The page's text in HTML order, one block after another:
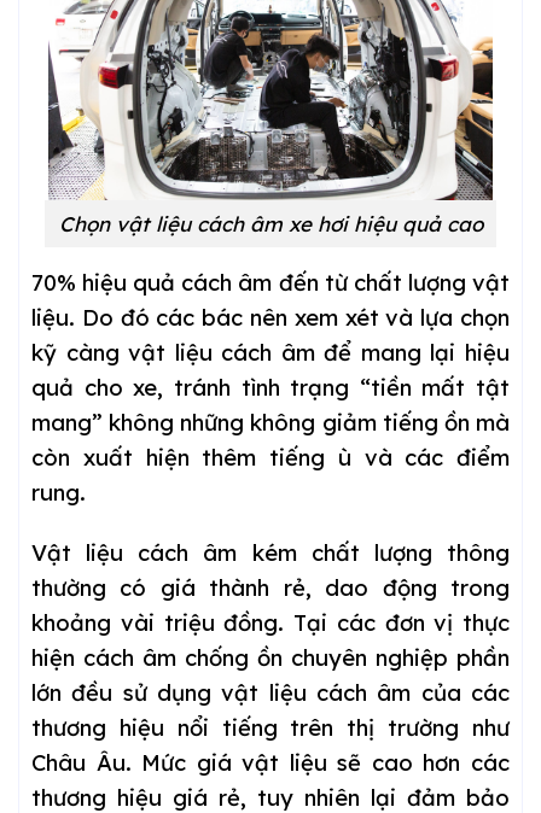
Chọn vật liệu cách âm xe hơi hiệu quả cao
70% hiệu quả cách âm đến từ chất lượng vật
liệu. Do đó các bác nên xem xét và lựa chọn
kỹ càng vật liệu cách âm để mang lại hiệu
quả cho xe, tránh tình trạng “tiền mất tật
mang” không những không giảm tiếng ồn mà
còn xuất hiện thêm tiếng ù và các điểm
rung.
Vật liệu cách âm kém chất lượng thông
thường có giá thành rẻ, dao động trong
khoảng vài triệu đồng. Tại các đơn vị thực
hiện cách âm chống ồn chuyên nghiệp phần
lớn đều sử dụng vật liệu cách âm của các
thương hiệu nổi tiếng trên thị trường như
Châu Âu. Mức giá vật liệu sẽ cao hơn các
thương hiệu giá rẻ, tuy nhiên lại đảm bảo